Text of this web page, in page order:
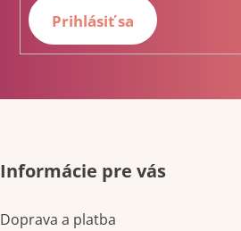
Prihlásiť sa
Informácie pre vás
Doprava a platba